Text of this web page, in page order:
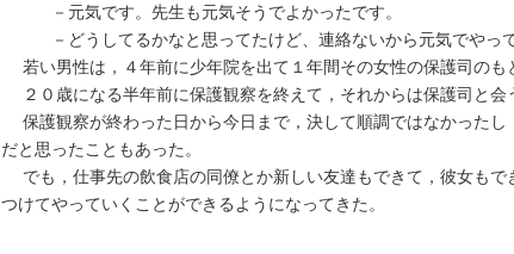
－元気です。先生も元気そうでよかったです。
－どうしてるかなと思ってたけど、連絡ないから元気でやって
若い男性は，４年前に少年院を出て１年間その女性の保護司のも
２０歳になる半年前に保護観察を終えて，それからは保護司と会
保護観察が終わった日から今日まで，決して順調ではなかったし
だと思ったこともあった。
でも，仕事先の飲食店の同僚とか新しい友達もできて，彼女もで
つけてやっていくことができるようになってきた。